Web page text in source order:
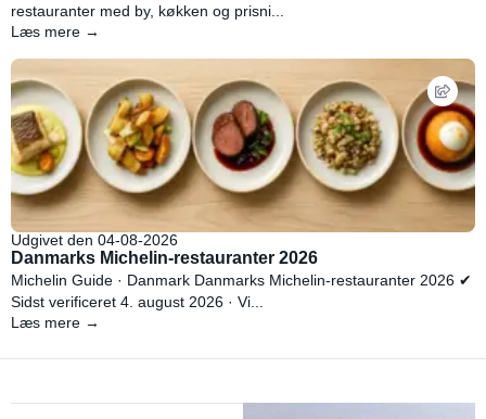
restauranter med by, køkken og prisni...
Læs mere →
Udgivet den 04-08-2026
Danmarks Michelin-restauranter 2026
Michelin Guide · Danmark Danmarks Michelin-restauranter 2026 ✔
Sidst verificeret 4. august 2026 · Vi...
Læs mere →